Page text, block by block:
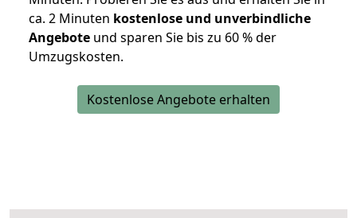
ca. 2 Minuten kostenlose und unverbindliche
Angebote und sparen Sie bis zu 60 % der
Umzugskosten.
Kostenlose Angebote erhalten